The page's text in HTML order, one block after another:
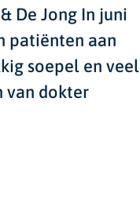
De Jong In juni
patiënten aan
soepel en veel
van dokter